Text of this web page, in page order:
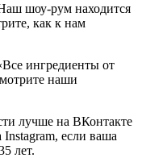
шоу-рум находится
как к нам
ингредиенты от
наши
лучше на ВКонтакте
если ваша
лет.